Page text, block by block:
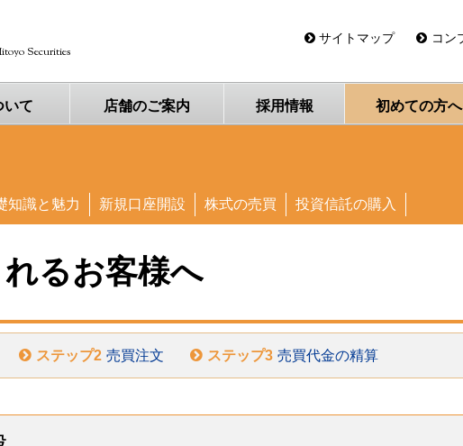
Securities
サイトマップ コン
いて 店舗のご案内 採用情報 初めての方へ
知識と魅力 新規口座開設 株式の売買 投資信託の購入
るお客様へ
ステップ2 売買注文 ステップ3 売買代金の精算